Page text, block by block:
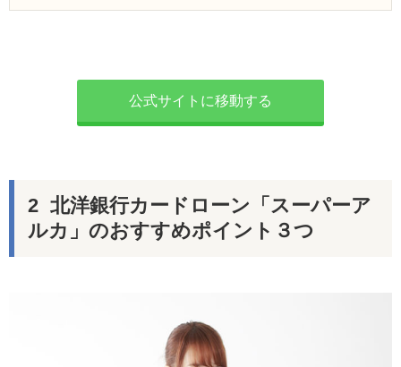
公式サイトに移動する
北洋銀行カードローン「スーパーア
ルカ」のおすすめポイント３つ